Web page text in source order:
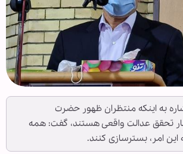
به اینکه منتظران ظهور حضرت
تحقق عدالت واقعی هستند، گفت: همه
این امر، بسترسازی کنند.